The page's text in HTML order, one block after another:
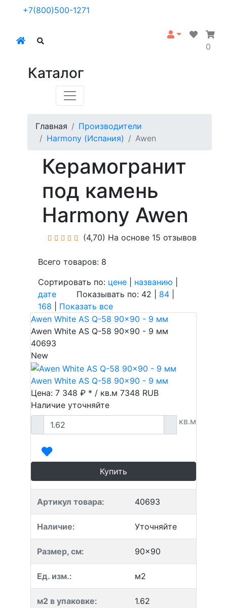
+7(800)500-1271
0
Каталог
Главная
Производители
Harmony (Испания)
Awen
Керамогранит
под камень
Harmony Awen
(4,70) На основе 15 отзывов
Всего товаров: 8
Сортировать по: цене названию
дате Показывать по: 42 | 84
168
Показать все
Awen White AS Q-58 90x90 - 9 мм
Awen White AS Q-58 90x90 - 9 мм
40693
New
Awen White AS Q-58 90x90 - 9 мм
Цена: 7 348 ₽ * / кв.м 7348 RUB
Наличие уточняйте
кв.м
Купить
Артикул товара: 40693
Наличие: Уточняйте
Размер, см: 90x90
Ед. изм.: м2
м2 в упаковке: 1.62